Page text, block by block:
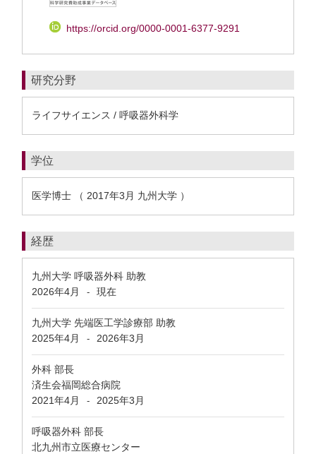
https://orcid.org/0000-0001-6377-9291
研究分野
ライフサイエンス / 呼吸器外科学
学位
医学博士 （ 2017年3月 九州大学 ）
経歴
九州大学 呼吸器外科 助教
2026年4月
- 現在
九州大学 先端医工学診療部 助教
2025年4月
- 2026年3月
外科 部長
済生会福岡総合病院
2021年4月
- 2025年3月
呼吸器外科 部長
北九州市立医療センター